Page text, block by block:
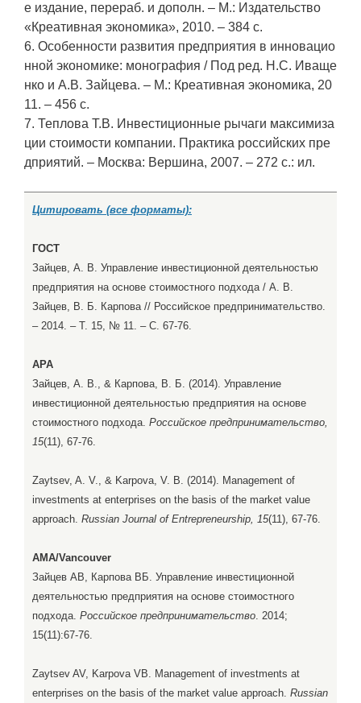
е издание, перераб. и дополн. – М.: Издательство
«Креативная экономика», 2010. – 384 с.
6. Особенности развития предприятия в инновацио
нной экономике: монография / Под ред. Н.С. Иваще
нко и А.В. Зайцева. – М.: Креативная экономика, 20
11. – 456 с.
7. Теплова Т.В. Инвестиционные рычаги максимиза
ции стоимости компании. Практика российских пре
дприятий. – Москва: Вершина, 2007. – 272 с.: ил.
Цитировать (все форматы):
ГОСТ
Зайцев, А. В. Управление инвестиционной деятельностью
предприятия на основе стоимостного подхода / А. В.
Зайцев, В. Б. Карпова // Российское предпринимательство.
– 2014. – Т. 15, № 11. – С. 67-76.
APA
Зайцев, А. В., & Карпова, В. Б. (2014). Управление
инвестиционной деятельностью предприятия на основе
стоимостного подхода. Российское предпринимательство,
15(11), 67-76.
Zaytsev, A. V., & Karpova, V. B. (2014). Management of
investments at enterprises on the basis of the market value
approach. Russian Journal of Entrepreneurship, 15(11), 67-76.
AMA/Vancouver
Зайцев АВ, Карпова ВБ. Управление инвестиционной
деятельностью предприятия на основе стоимостного
подхода. Российское предпринимательство. 2014;
15(11):67-76.
Zaytsev AV, Karpova VB. Management of investments at
enterprises on the basis of the market value approach. Russian